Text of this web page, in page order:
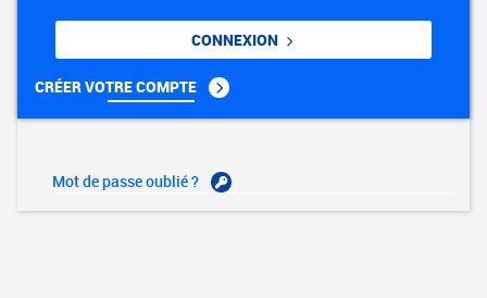
CONNEXION
CRÉER VOTRE COMPTE
Mot de passe oublié ?